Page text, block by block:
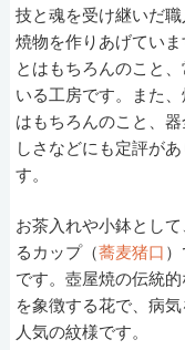
技と魂を受け継いだ
焼物を作りあげてい
とはもちろんのこと
いる工房です。また
はもちろんのこと、
しさなどにも定評が
す。
お茶入れや小鉢とし
るカップ（蕎麦猪口
です。壺屋焼の伝統
を象徴する花で、病
人気の紋様です。